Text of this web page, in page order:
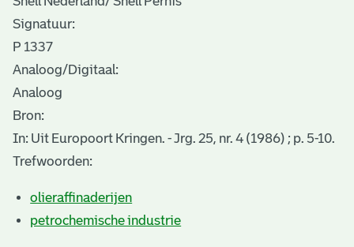
Signatuur:
P 1337
Analoog/Digitaal:
Analoog
Bron:
In: Uit Europoort Kringen. - Jrg. 25, nr. 4 (1986) ; p. 5-10.
Trefwoorden:
olieraffinaderijen
petrochemische industrie